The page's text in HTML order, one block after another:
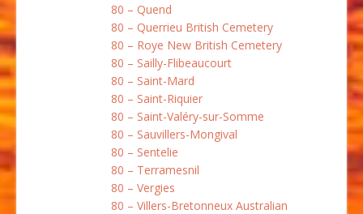
80 – Quend
80 – Querrieu British Cemetery
80 – Roye New British Cemetery
80 – Sailly-Flibeaucourt
80 – Saint-Mard
80 – Saint-Riquier
80 – Saint-Valéry-sur-Somme
80 – Sauvillers-Mongival
80 – Sentelie
80 – Terramesnil
80 – Vergies
80 – Villers-Bretonneux Australian